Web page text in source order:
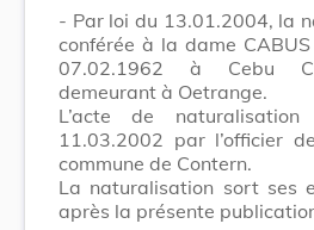
- Par loi du 13.01.2004, la
conférée à la dame
07.02.1962 à Cebu
demeurant à Oetrange.
L’acte de
11.03.2002 par l’officier
commune de Contern.
La naturalisation sort ses
après la présente